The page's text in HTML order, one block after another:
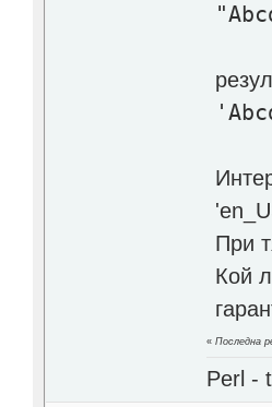
При
Кой
«Последна
Perl -